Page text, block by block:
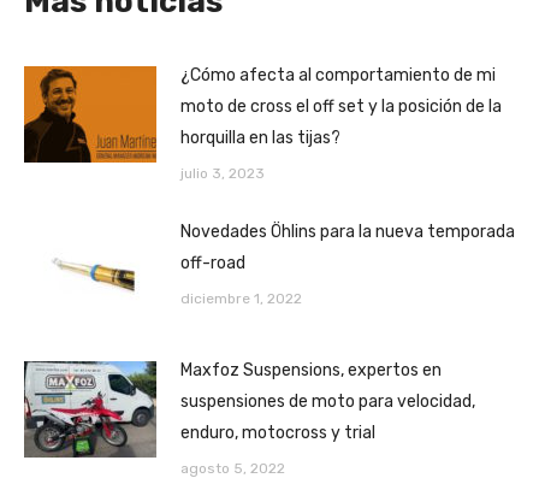
¿Cómo afecta al comportamiento de mi
moto de cross el off set y la posición de la
horquilla en las tijas?
julio 3, 2023
Novedades Öhlins para la nueva temporada
off-road
diciembre 1, 2022
Maxfoz Suspensions, expertos en
suspensiones de moto para velocidad,
enduro, motocross y trial
agosto 5, 2022